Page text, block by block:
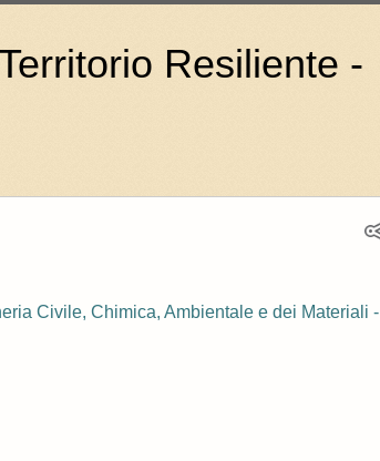
Resiliente -
Civile, Chimica, Ambientale e dei Materiali -